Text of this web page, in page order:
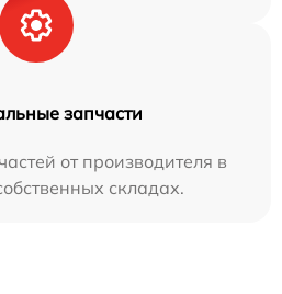
запчасти
от производителя в
складах.